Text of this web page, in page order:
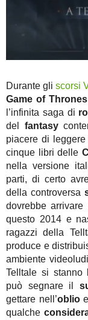
Durante gliscorsi
Game of Thrones
l’infinita saga di
del fantasy
piacere di
cinque libri delle
nella versione
parti, di certo
della controversa
dovrebbe arrivare
questo 2014 e
ragazzi della
produce e
ambiente
Telltale si
può segnare il
gettare nell’oblioe
qualche